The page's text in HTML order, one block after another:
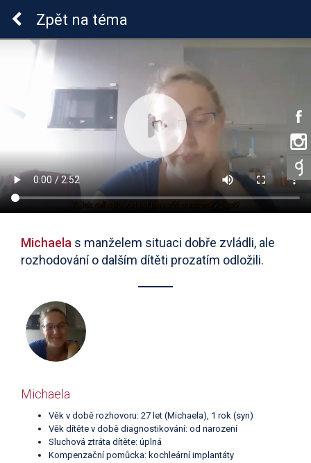
Sluchová vada u dětí
Zpět na téma
Michaela s manželem situaci dobře zvládli, ale
rozhodování o dalším dítěti prozatím odložili.
Michaela
Věk v době rozhovoru: 27 let (Michaela), 1 rok (syn)
Věk dítěte v době diagnostikování: od narození
Sluchová ztráta dítěte: úplná
Kompenzační pomůcka: kochleární implantáty